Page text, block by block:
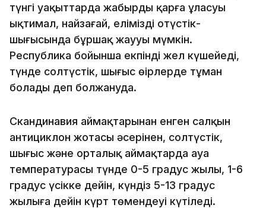
түнгі уақыттарда жаңбырдың қарға ұласуы
ықтимал, найзағай, еліміздің оңтүстік-
шығысында бұршақ жаууы мүмкін.
Республика бойынша екпінді жел күшейеді,
түнде солтүстік, шығыс өңірлерде тұман
болады деп болжануда.
Скандинавия аймақтарынан енген салқын
антициклон жотасы әсерінен, солтүстік,
шығыс және орталық аймақтарда ауа
температурасы түнде 0-5 градус жылы, 1-6
градус үсікке дейін, күндіз 5-13 градус
жылыға дейін күрт төмендеуі күтіледі.